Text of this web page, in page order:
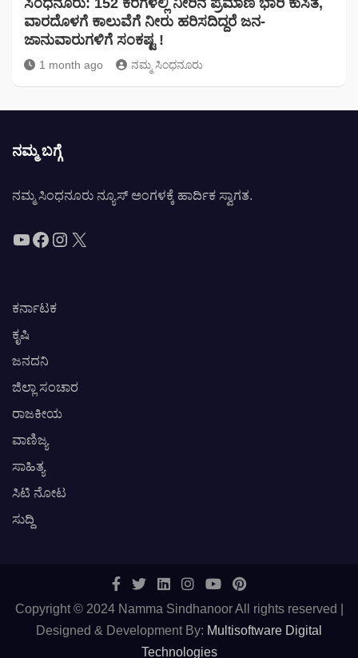
ವಾರದೊಳಗೆ ಕಾಲುವೆಗೆ ನೀರು ಹರಿಸದಿದ್ದರೆ ಜನ-
ಜಾನುವಾರುಗಳಿಗೆ ಸಂಕಷ್ಟ !
1 month ago ನಮ್ಮ ಸಿಂಧನೂರು
ನಮ್ಮ ಬಗ್ಗೆ
ನಮ್ಮ ಸಿಂಧನೂರು ನ್ಯೂಸ್ ಅಂಗಳಕ್ಕೆ ಹಾರ್ದಿಕ ಸ್ವಾಗತ.
YouTube
Facebook
Instagram
X
ಕರ್ನಾಟಕ
ಕೃಷಿ
ಜನದನಿ
ಜಿಲ್ಲಾ ಸಂಚಾರ
ರಾಜಕೀಯ
ವಾಣಿಜ್ಯ
ಸಾಹಿತ್ಯ
ಸಿಟಿ ನೋಟ
ಸುದ್ದಿ
Copyright © 2024 Namma Sindhanoor All rights reserved |
Designed & Development By: Multisoftware Digital
Technologies